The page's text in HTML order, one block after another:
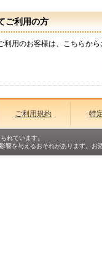
ご利用の方
利用のお客様は、こちらから
ご利用規約 特
れています。
を与えるおそれがあります。お